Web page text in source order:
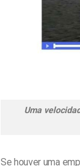
Uma
Se houver uma